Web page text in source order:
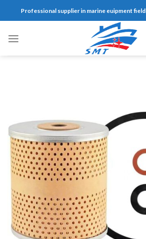
Professional supplier in marine euipment field